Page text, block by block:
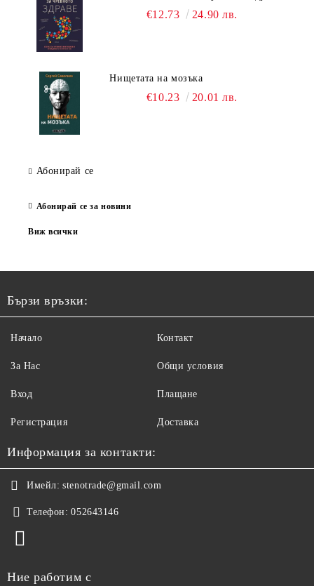
€12.73 24.90 лв.
Нищетата на мозъка
€10.23 20.01 лв.
Абонирай се
Абонирай се за новини
Виж всички
Бързи връзки:
Начало
За Нас
Вход
Регистрация
Контакт
Общи условия
Плащане
Доставка
Информация за контакти:
Имейл: stenotrade@gmail.com
Телефон: 052643146
Ние работим с